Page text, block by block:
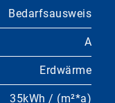
Bedarfsausweis
A
Erdwärme
35kWh / (m²*a)